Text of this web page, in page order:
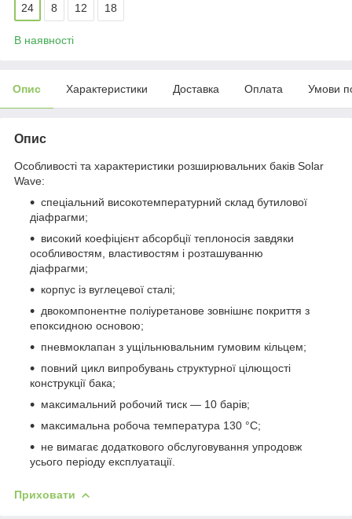
24 8 12 18
В наявності
Опис Характеристики Доставка Оплата Умови
Опис
Особливості та характеристики розширювальних баків Solar
Wave:
спеціальний високотемпературний склад бутилової
діафрагми;
високий коефіцієнт абсорбції теплоносія завдяки
особливостям, властивостям і розташуванню
діафрагми;
корпус із вуглецевої сталі;
двокомпонентне поліуретанове зовнішнє покриття з
епоксидною основою;
пневмоклапан з ущільнювальним гумовим кільцем;
повний цикл випробувань структурної цілющості
конструкції бака;
максимальний робочий тиск — 10 барів;
максимальна робоча температура 130 °C;
не вимагає додаткового обслуговування упродовж
усього періоду експлуатації.
Приховати